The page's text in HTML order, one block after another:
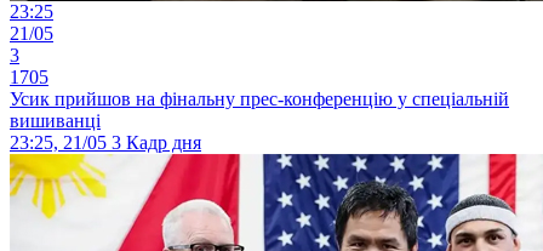
23:25
21/05
3
1705
Усик прийшов на фінальну прес-конференцію у спеціальній
вишиванці
23:25, 21/05 3 Кадр дня